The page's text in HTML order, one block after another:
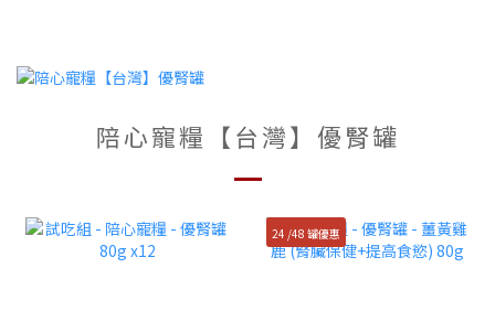
陪心寵糧【台灣】優腎罐
24 /48 罐優惠